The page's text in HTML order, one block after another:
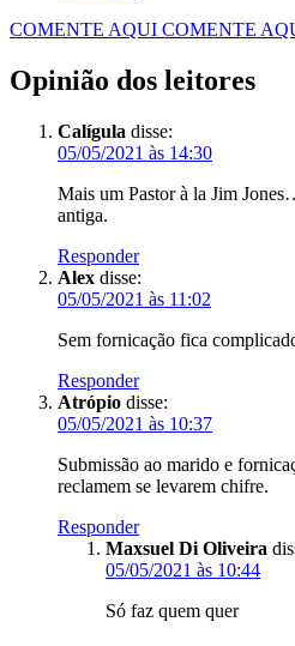
COMENTE AQUI COMENTE
Opinião dos leitores
Calígula disse:
05/05/2021 às 14:30
Mais um Pastor à la Jim
antiga.
Responder
Alex disse:
05/05/2021 às 11:02
Sem fornicação fica
Responder
Atrópio disse:
05/05/2021 às 10:37
Submissão ao marido e
reclamem se levarem chifre.
Responder
Maxsuel Di Oliveira
05/05/2021 às 10:44
Só faz quem quer